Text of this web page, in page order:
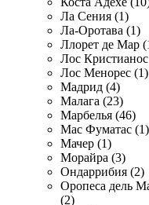
Ла Сения (1)
Ла-Оротава (1)
Ллорет де Мар
Лос
Лос Менорес (1)
Мадрид (4)
Малага (23)
Марбелья (46)
Мас Фуматас (1)
Мачер (1)
Морайра (3)
Ондаррибия (2)
Оропеса дель
(2)